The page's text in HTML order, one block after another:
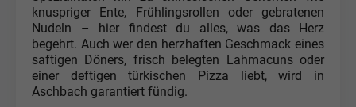
knuspriger Ente, Frühlingsrollen oder gebratenen
Nudeln – hier findest du alles, was das Herz
begehrt. Auch wer den herzhaften Geschmack eines
saftigen Döners, frisch belegten Lahmacuns oder
einer deftigen türkischen Pizza liebt, wird in
Aschbach garantiert fündig.